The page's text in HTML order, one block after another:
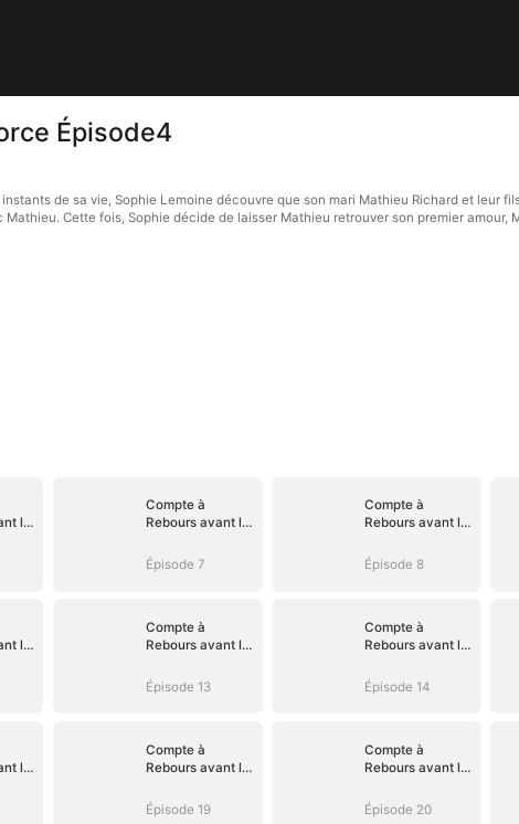
Épisode4
de sa vie, Sophie Lemoine découvre que son mari Mathieu Richard et leur
Cette fois, Sophie décide de laisser Mathieu retrouver son premier
le
Compte à
Rebours avant le
Épisode 7
Compte à
Rebours avant le
Épisode 8
le
Compte à
Rebours avant le
Épisode 13
Compte à
Rebours avant le
Épisode 14
le
Compte à
Rebours avant le
Épisode 19
Compte à
Rebours avant le
Épisode 20